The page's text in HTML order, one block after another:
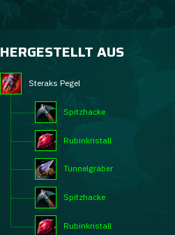
HERGESTELLT AUS
Steraks Pegel
Spitzhacke
Rubinkristall
Tunnelgräber
Spitzhacke
Rubinkristall